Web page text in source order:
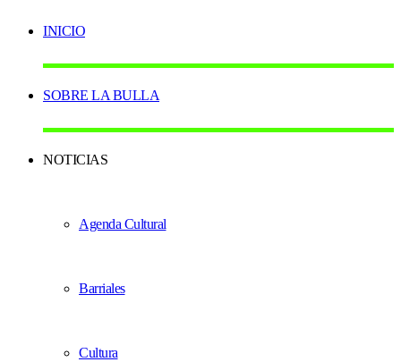
INICIO
SOBRE LA BULLA
NOTICIAS
Agenda Cultural
Barriales
Cultura